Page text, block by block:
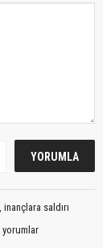
saldırı
yorumlar